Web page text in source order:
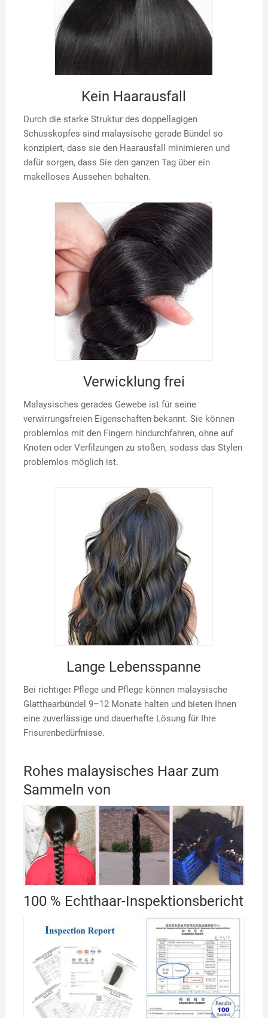
Kein Haarausfall
Durch die starke Struktur des doppellagigen
Schusskopfes sind malaysische gerade Bündel so
konzipiert, dass sie den Haarausfall minimieren und
dafür sorgen, dass Sie den ganzen Tag über ein
makelloses Aussehen behalten.
Verwicklung frei
Malaysisches gerades Gewebe ist für seine
verwirrungsfreien Eigenschaften bekannt. Sie können
problemlos mit den Fingern hindurchfahren, ohne auf
Knoten oder Verfilzungen zu stoßen, sodass das Stylen
problemlos möglich ist.
Lange Lebensspanne
Bei richtiger Pflege und Pflege können malaysische
Glatthaarbündel 9–12 Monate halten und bieten Ihnen
eine zuverlässige und dauerhafte Lösung für Ihre
Frisurenbedürfnisse.
Rohes malaysisches Haar zum
Sammeln von
100 % Echthaar-Inspektionsbericht